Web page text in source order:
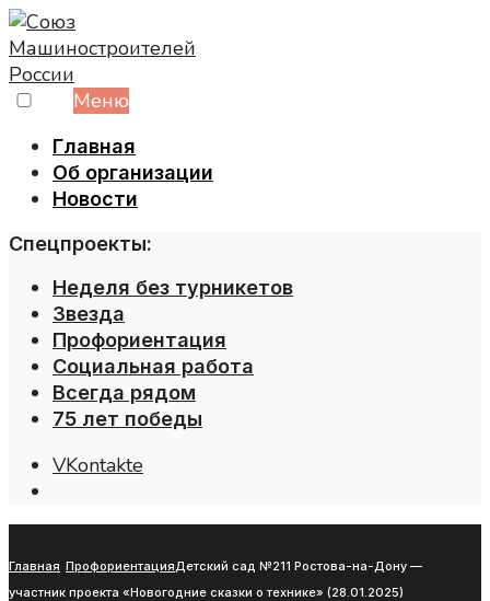
Skip
to
content
Меню
Главная
Об организации
Новости
Спецпроекты:
Неделя без турникетов
Звезда
Профориентация
Социальная работа
Всегда рядом
75 лет победы
VKontakte
Главная ПрофориентацияДетский сад №211 Ростова-на-Дону —
участник проекта «Новогодние сказки о технике» (28.01.2025)